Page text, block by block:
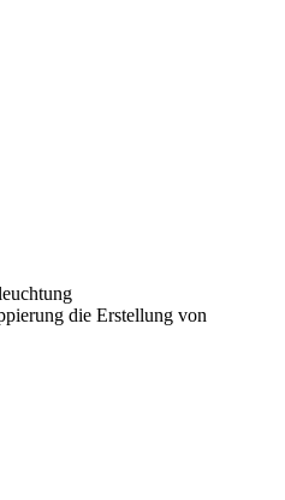
die Erstellung von